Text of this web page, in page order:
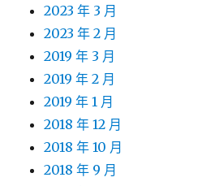
2023 年 3 月
2023 年 2 月
2019 年 3 月
2019 年 2 月
2019 年 1 月
2018 年 12 月
2018 年 10 月
2018 年 9 月